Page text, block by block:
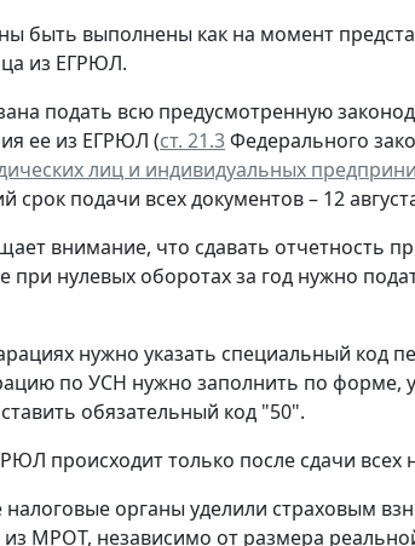
быть выполнены как на момент
из ЕГРЮЛ.
подать всю предусмотренную
ее из ЕГРЮЛ (ст. 21.3Федерального
лиц и индивидуальных
срок подачи всех документов – 12
внимание, что сдавать отчетность
нулевых оборотах за год нужно
нужно указать специальный
по УСН нужно заполнить по форме,
обязательный код "50".
происходит только после сдачи
органы уделили страховым
из МРОТ, независимо от размера